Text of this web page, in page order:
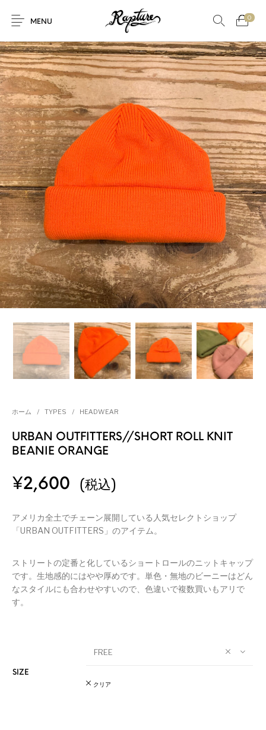
MENU
0
ホーム / TYPES / HEADWEAR
URBAN OUTFITTERS//SHORT ROLL KNIT
BEANIE ORANGE
¥2,600 (税込)
アメリカ全土でチェーン展開している人気セレクトショップ
「URBAN OUTFITTERS」のアイテム。
ストリートの定番と化しているショートロールのニットキャップ
です。生地感的にはやや厚めです。単色・無地のビーニーはどん
なスタイルにも合わせやすいので、色違いで複数買いもアリで
す。
SIZE
FREE
クリア